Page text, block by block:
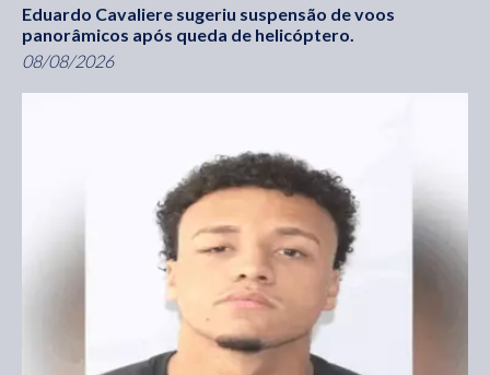
Eduardo Cavaliere sugeriu suspensão de voos
panorâmicos após queda de helicóptero.
08/08/2026